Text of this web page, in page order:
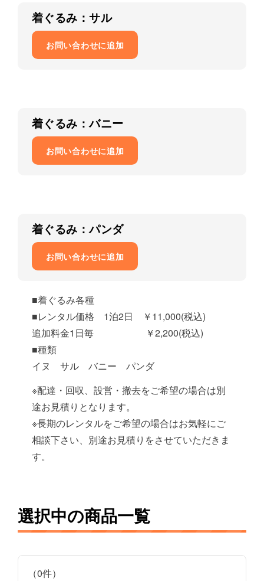
着ぐるみ：サル
お問い合わせに追加
着ぐるみ：バニー
お問い合わせに追加
着ぐるみ：パンダ
お問い合わせに追加
■着ぐるみ各種
■レンタル価格 1泊2日 ￥11,000(税込)
追加料金1日毎 ￥2,200(税込)
■種類
イヌ サル バニー パンダ
※配達・回収、設営・撤去をご希望の場合は別
途お見積りとなります。
※長期のレンタルをご希望の場合はお気軽にご
相談下さい、別途お見積りをさせていただきま
す。
選択中の商品一覧
（0件）